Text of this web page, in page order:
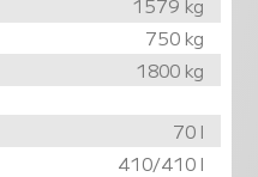
1579 kg
750 kg
1800 kg
70 l
410/410 l